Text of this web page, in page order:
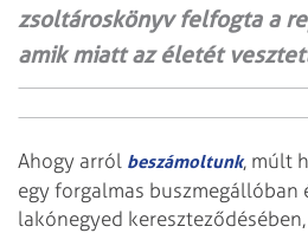
zsoltároskönyv felfogta a
amik miatt az életét
Ahogy arról beszámoltunk, múlt
egy forgalmas buszmegállóban
lakónegyed